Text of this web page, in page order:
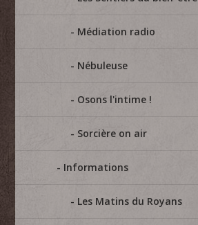
Médiation radio
Nébuleuse
Osons l'intime !
Sorcière on air
Informations
Les Matins du Royans